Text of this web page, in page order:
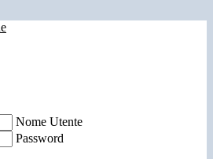
Nome Utente
Password